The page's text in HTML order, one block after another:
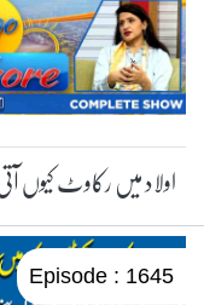
اولاد میں رکاوٹ
Episode : 1645